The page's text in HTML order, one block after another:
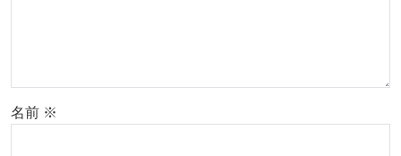
名前 ※